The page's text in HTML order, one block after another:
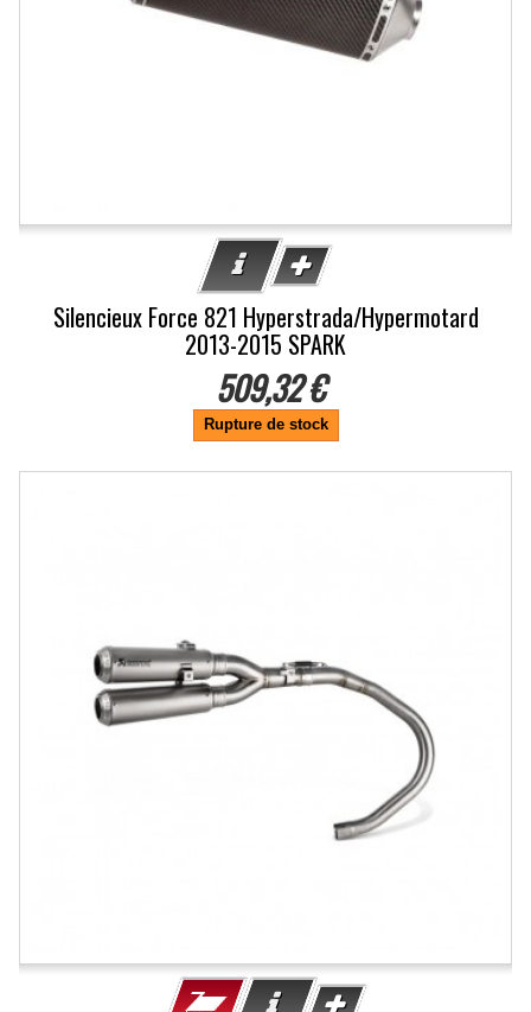
Silencieux Force 821 Hyperstrada/Hypermotard
2013-2015 SPARK
509,32 €
Rupture de stock